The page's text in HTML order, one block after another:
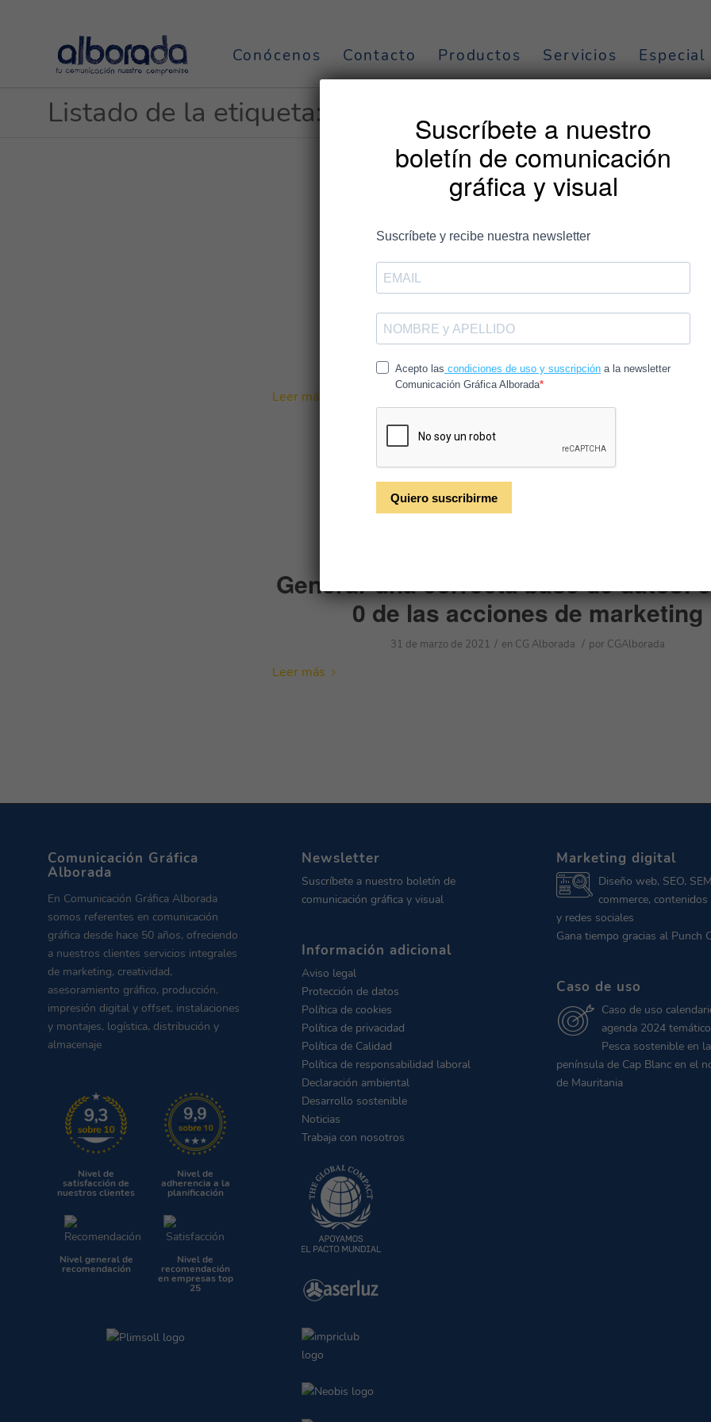
Conócenos Contacto Productos Servicios
Listado de la etiqueta: segmentación
El buzoneo creativo triunfa
15 de abril de 2021 / enCG Alborada / por CGAlborada
Leer más
Generar una correcta base de datos:
0 de las acciones de marketing
31 de marzo de 2021 / en CG Alborada / por CGAlborada
Leer más
Comunicación Gráfica
Alborada
En Comunicación Gráfica Alborada
somos referentes en comunicación
gráfica desde hace 50 años, ofreciendo
a nuestros clientes servicios integrales
de marketing, creatividad,
asesoramiento gráfico, producción,
impresión digital y offset, instalaciones
y montajes, logística, distribución y
almacenaje
Nivel de
satisfacción de
nuestros clientes
Nivel de
adherencia a la
planificación
Nivel general de
recomendación
Nivel de
recomendación
en empresas top
25
Newsletter
Suscríbete a nuestro boletín de
comunicación gráfica y visual
Información adicional
Aviso legal
Protección de datos
Política de cookies
Política de privacidad
Política de Calidad
Política de responsabilidad laboral
Declaración ambiental
Desarrollo sostenible
Noticias
Trabaja con nosotros
Marketing digital
Diseño web, SEO,
commerce,
y redes sociales
Gana tiempo gracias al Punch
Caso de uso
Caso de uso
agenda 2024 temático
Pesca sostenible en la
península de Cap Blanc en el
de Mauritania
Suscríbete a nuestro
boletín de comunicación
gráfica y visual